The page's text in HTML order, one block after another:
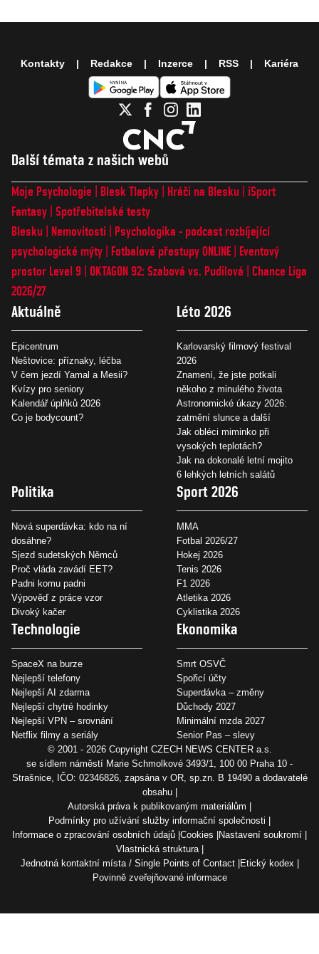
Další témata z našich webů
Moje Psychologie Blesk Tlapky Hráči na Blesku
iSport
Fantasy Spotřebitelské testy
Blesku
Nemovitosti
Psychologika - podcast rozbíjející
psychologické mýty
Fotbalové přestupy ONLINE
Eventový
prostor Level 9 OKTAGON 92: Szabová vs. Pudilová
Chance Liga
2026/27
Aktuálně
Epicentrum
Neštovice: příznaky, léčba
V čem jezdí Yamal a Mesii?
Kvízy pro seniory
Kalendář úplňků 2026
Co je bodycount?
Léto 2026
Karlovarský filmový festival
2026
Znamení, že jste potkali
někoho z minulého života
Astronomické úkazy 2026:
zatmění slunce a další
Jak obléci miminko při
vysokých teplotách?
Jak na dokonalé letní mojito
6 lehkých letních salátů
Politika
Nová superdávka: kdo na ní
dosáhne?
Sjezd sudetských Němců
Proč vláda zavádí EET?
Padni komu padni
Výpověď z práce vzor
Divoký kačer
Sport 2026
MMA
Fotbal 2026/27
Hokej 2026
Tenis 2026
F1 2026
Atletika 2026
Cyklistika 2026
Technologie
SpaceX na burze
Nejlepší telefony
Nejlepší AI zdarma
Nejlepší chytré hodinky
Nejlepší VPN – srovnání
Netflix filmy a seriály
Ekonomika
Smrt OSVČ
Spořicí účty
Superdávka – změny
Důchody 2027
Minimální mzda 2027
Senior Pas – slevy
Kontakty Redakce Inzerce RSS Kariéra
© 2001 - 2026 Copyright CZECH NEWS CENTER a.s.
se sídlem náměstí Marie Schmolkové 3493/1, 100 00 Praha 10 -
Strašnice, IČO: 02346826, zapsána v OR, sp.zn. B 19490 a dodavatelé
obsahu
Autorská práva k publikovaným materiálům
Podmínky pro užívání služby informační společnosti
Informace o zpracování osobních údajů Cookies
Nastavení soukromí
Vlastnická struktura
Jednotná kontaktní místa / Single Points of Contact
Etický kodex
Povinně zveřejňované informace